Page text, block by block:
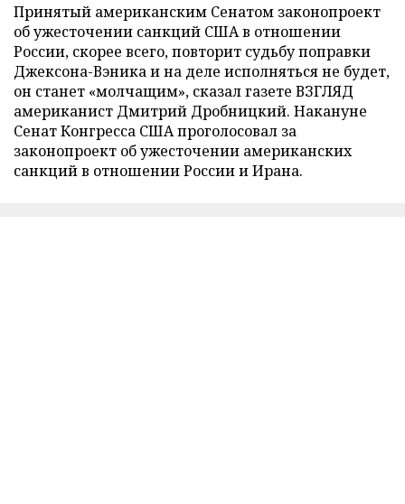
Принятый американским Сенатом законопроект
об ужесточении санкций США в отношении
России, скорее всего, повторит судьбу поправки
Джексона-Вэника и на деле исполняться не будет,
он станет «молчащим», сказал газете ВЗГЛЯД
американист Дмитрий Дробницкий. Накануне
Сенат Конгресса США проголосовал за
законопроект об ужесточении американских
санкций в отношении России и Ирана.